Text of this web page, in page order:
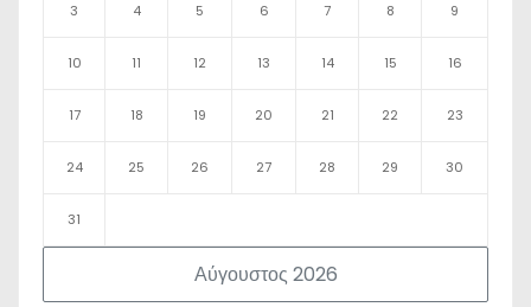
Αύγουστος 2026
3 4 5 6 7 8 9
10 11 12 13 14 15 16
17 18 19 20 21 22 23
24 25 26 27 28 29 30
31